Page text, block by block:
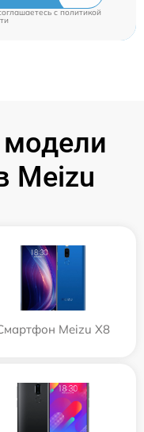
cполитикой
Meizu
Meizu X8